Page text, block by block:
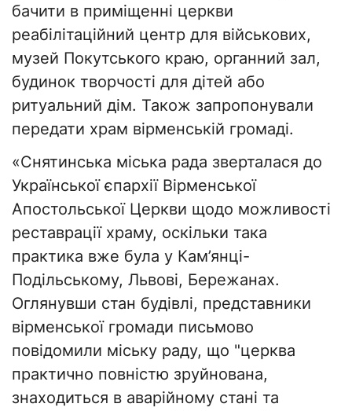
бачити в приміщенні церкви
реабілітаційний центр для військових,
музей Покутського краю, органний зал,
будинок творчості для дітей або
ритуальний дім. Також запропонували
передати храм вірменській громаді.
«Снятинська міська рада зверталася до
Української єпархії Вірменської
Апостольської Церкви щодо можливості
реставрації храму, оскільки така
практика вже була у Кам’янці-
Подільському, Львові, Бережанах.
Оглянувши стан будівлі, представники
вірменської громади письмово
повідомили міську раду, що "церква
практично повністю зруйнована,
знаходиться в аварійному стані та